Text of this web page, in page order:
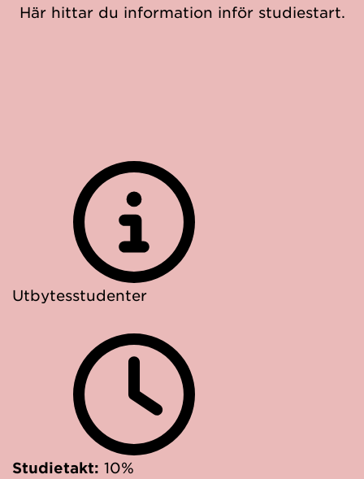
Här hittar du information inför studiestart.
Utbytesstudenter
Studietakt: 10%